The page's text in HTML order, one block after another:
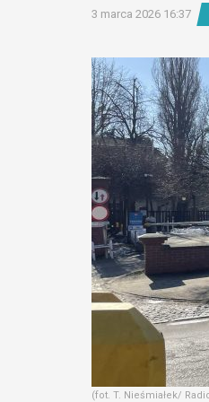
3 marca 2026 16:37
(fot. T. Nieśmiałek/